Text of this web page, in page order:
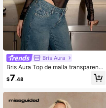
Bris Aura
Bris Aura Top de malla transparente
negro sin sujetador, para mujeres de
talla pequeña
$7.48